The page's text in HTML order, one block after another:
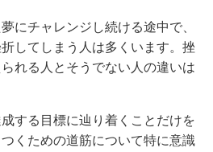
にチャレンジし続ける途中で、
してしまう人は多くいます。挫
れる人とそうでない人の違いは
する目標に辿り着くことだけを
くための道筋について特に意識